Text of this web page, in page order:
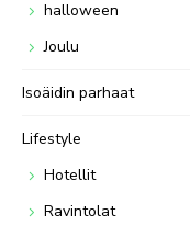
halloween
Joulu
Isoäidin parhaat
Lifestyle
Hotellit
Ravintolat